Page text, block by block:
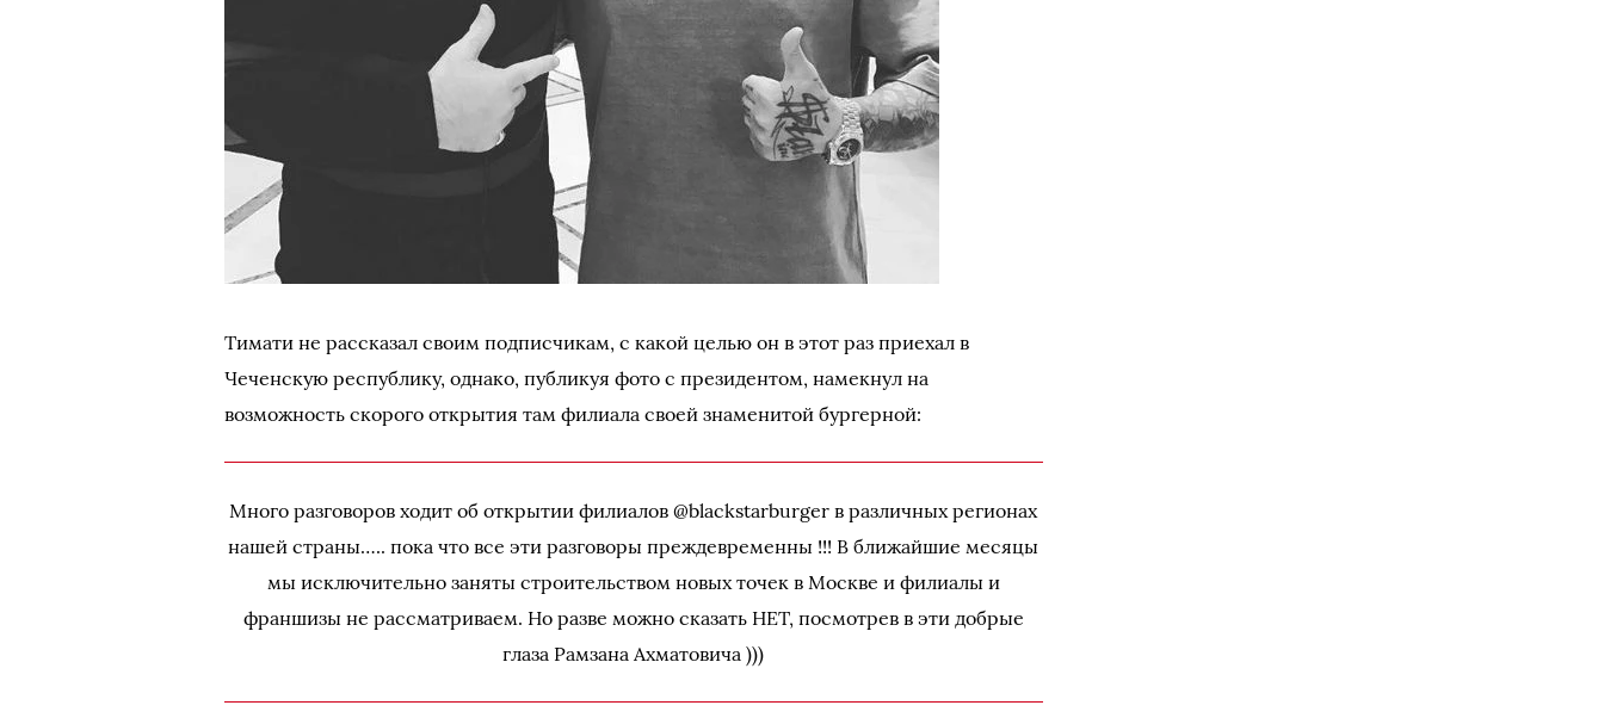
Тимати не рассказал своим подписчикам, с какой целью он в этот раз приехал в
Чеченскую республику, однако, публикуя фото с президентом, намекнул на
возможность скорого открытия там филиала своей знаменитой бургерной:
Много разговоров ходит об открытии филиалов @blackstarburger в различных регионах
нашей страны….. пока что все эти разговоры преждевременны !!! В ближайшие месяцы
мы исключительно заняты строительством новых точек в Москве и филиалы и
франшизы не рассматриваем. Но разве можно сказать НЕТ, посмотрев в эти добрые
глаза Рамзана Ахматовича )))